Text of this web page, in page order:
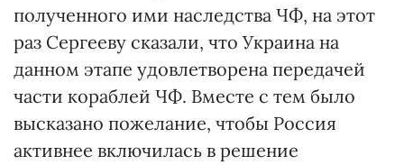
полученного ими наследства ЧФ, на этот
раз Сергееву сказали, что Украина на
данном этапе удовлетворена передачей
части кораблей ЧФ. Вместе с тем было
высказано пожелание, чтобы Россия
активнее включилась в решение